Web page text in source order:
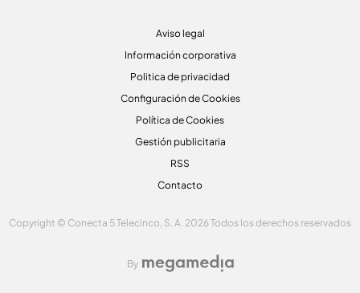
Aviso legal
Información corporativa
Politica de privacidad
Configuración de Cookies
Política de Cookies
Gestión publicitaria
RSS
Contacto
Copyright © Conecta 5 Telecinco, S. A. 2026 Todos los derechos reservados
By